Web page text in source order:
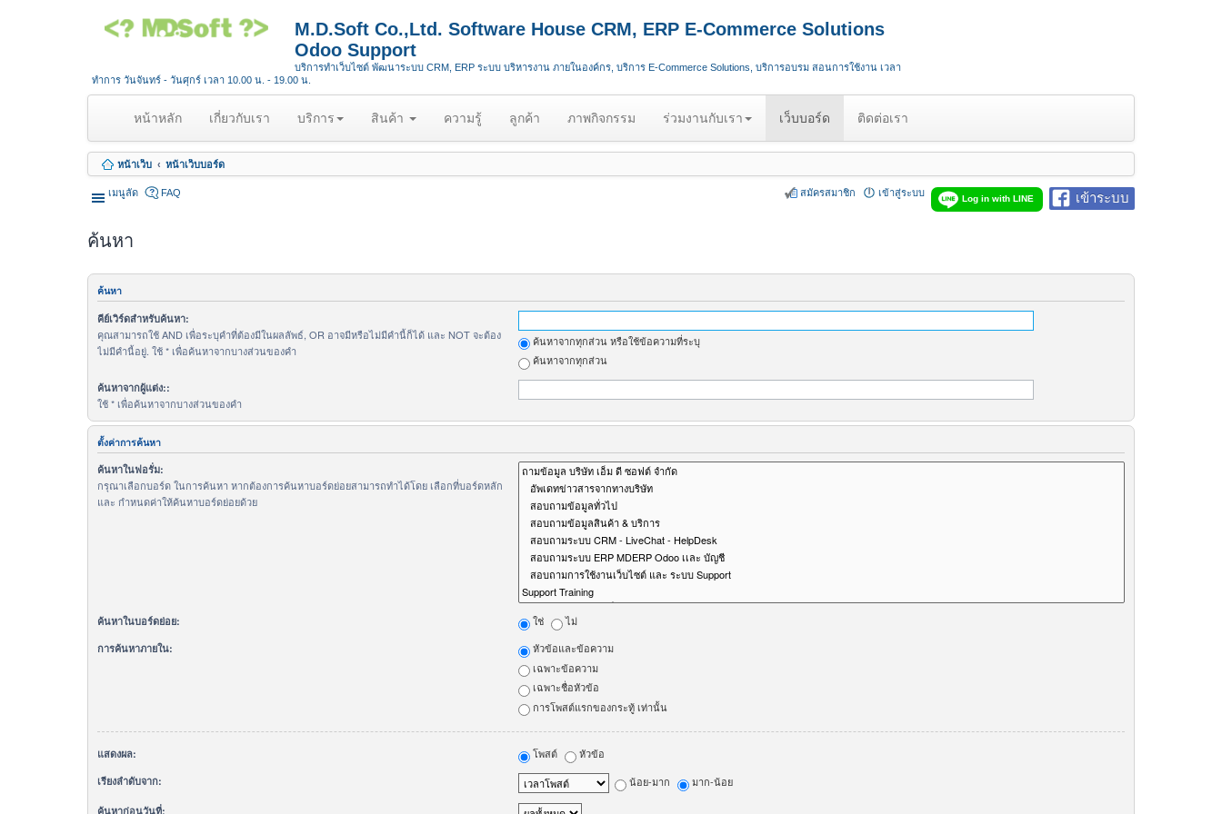
M.D.Soft Co.,Ltd. Software House CRM, ERP E-Commerce Solutions
Odoo Support
บริการทำเว็บไซต์ พัฒนาระบบ CRM, ERP ระบบ บริหารงาน ภายในองค์กร, บริการ E-Commerce Solutions, บริการอบรม สอนการใช้งาน เวลา
ทำการ วันจันทร์ - วันศุกร์ เวลา 10.00 น. - 19.00 น.
หน้าหลัก(
u
r
เกี่ยวกับเรา บริการ สินค้า ความรู้ ลูกค้า ภาพกิจกรรม ร่วมงานกับเรา เว็บบอร์ด ติดต่อเรา
หน้าเว็บ หน้าเว็บบอร์ด
เมนูลัด เข้าระบบ
Log in with LINE
FAQ เข้าสู่ระบบ
สมัครสมาชิก
ค้นหา
ค้นหา
คีย์เวิร์ดสำหรับค้นหา:
คุณสามารถใช้ AND เพื่อระบุคำที่ต้องมีในผลลัพธ์, OR อาจมีหรือไม่มีคำนี้ก็ได้ และ NOT จะต้อง
ไม่มีคำนี้อยู่. ใช้ * เพื่อค้นหาจากบางส่วนของคำ
ค้นหาจากทุกส่วน หรือใช้ข้อความที่ระบุ
ค้นหาจากทุกส่วน
ค้นหาจากผู้แต่ง::
ใช้ * เพื่อค้นหาจากบางส่วนของคำ
ตั้งค่าการค้นหา
ค้นหาในฟอรั่ม:
กรุณาเลือกบอร์ด ในการค้นหา หากต้องการค้นหาบอร์ดย่อยสามารถทำได้โดย เลือกที่บอร์ดหลัก
และ กำหนดค่าให้ค้นหาบอร์ดย่อยด้วย
ค้นหาในบอร์ดย่อย: ใช่ ไม่
การค้นหาภายใน:
หัวข้อและข้อความ
เฉพาะข้อความ
เฉพาะชื่อหัวข้อ
การโพสต์แรกของกระทู้ เท่านั้น
แสดงผล: โพสต์ หัวข้อ
เรียงลำดับจาก: น้อย-มาก มาก-น้อย
ค้นหาก่อนวันที่: